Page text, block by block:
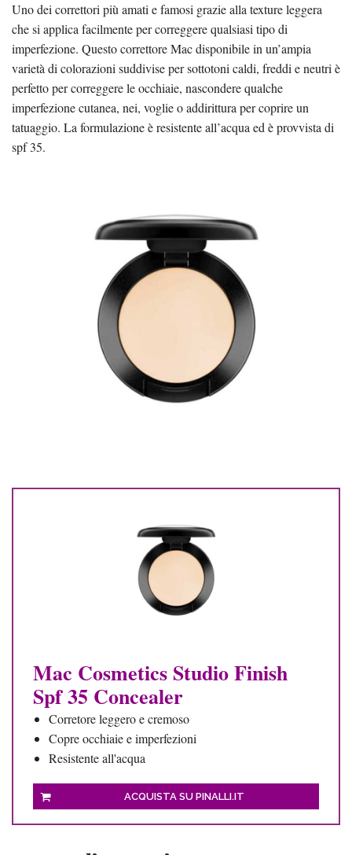
Uno dei correttori più amati e famosi grazie alla texture leggera
che si applica facilmente per correggere qualsiasi tipo di
imperfezione. Questo correttore Mac disponibile in un’ampia
varietà di colorazioni suddivise per sottotoni caldi, freddi e neutri è
perfetto per correggere le occhiaie, nascondere qualche
imperfezione cutanea, nei, voglie o addirittura per coprire un
tatuaggio. La formulazione è resistente all’acqua ed è provvista di
spf 35.
Mac Cosmetics Studio Finish
Spf 35 Concealer
Corretore leggero e cremoso
Copre occhiaie e imperfezioni
Resistente all'acqua
ACQUISTA SU PINALLI.IT